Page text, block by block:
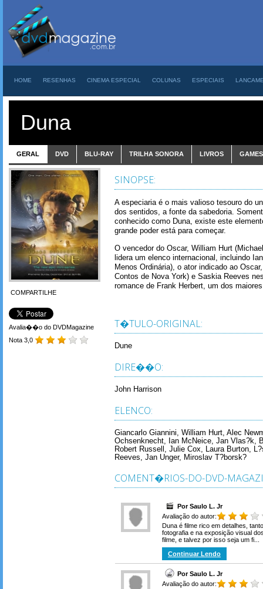
HOME RESENHAS CINEMA ESPECIAL COLUNAS ESPECIAIS
Duna
GERAL DVD BLU-RAY TRILHA SONORA LIVROS GAMES
COMPARTILHE
Avalia��o do DVDMagazine
Nota 3,0
SINOPSE:
A especiaria é o mais valioso tesouro do
dos sentidos, a fonte da sabedoria.
conhecido como Duna, existe este
grande poder está para começar.
O vencedor do Oscar, William Hurt
lidera um elenco internacional, incluindo
Menos Ordinária), o ator indicado ao
Contos de Nova York) e Saskia Reeves
romance de Frank Herbert, um dos
T�TULO-ORIGINAL:
Dune
DIRE��O:
John Harrison
ELENCO:
Giancarlo Giannini, William Hurt, Alec
Ochsenknecht, Ian McNeice, Jan Vlas?k,
Robert Russell, Julie Cox, Laura Burton,
Reeves, Jan Unger, Miroslav T?borsk?
COMENT�RIOS-DO-DVD-
Por Saulo L. Jr
Avaliação do autor:
Duna é filme rico em detalhes,
fotografia e na exposição visual
filme, e talvez por isso seja um fi...
Continuar Lendo
Por Saulo L. Jr
Avaliação do autor: